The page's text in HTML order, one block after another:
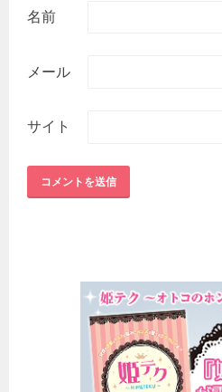
名前
メール
サイト